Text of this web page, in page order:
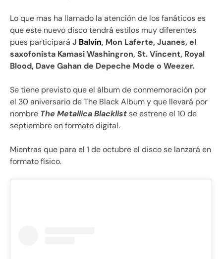
Lo que mas ha llamado la atención de los fanáticos es
que este nuevo disco tendrá estilos muy diferentes
pues participará J Balvin, Mon Laferte, Juanes, el
saxofonista Kamasi Washingron, St. Vincent, Royal
Blood, Dave Gahan de Depeche Mode o Weezer.
Se tiene previsto que el álbum de conmemoración por
el 30 aniversario de The Black Album y que llevará por
nombre The Metallica Blacklistse estrene el 10 de
septiembre en formato digital.
Mientras que para el 1 de octubre el disco se lanzará en
formato físico.